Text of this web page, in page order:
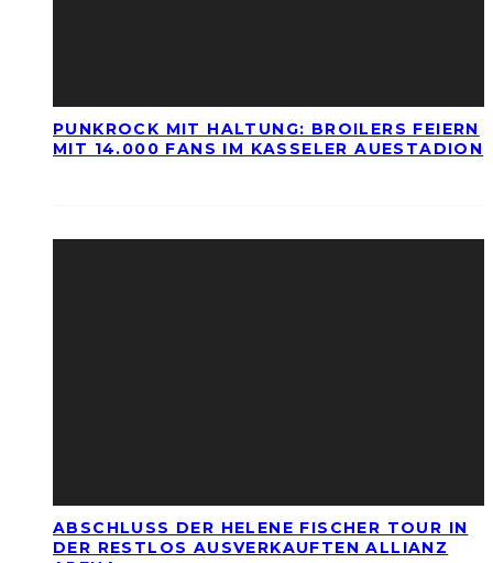
PUNKROCK MIT HALTUNG: BROILERS FEIERN
MIT 14.000 FANS IM KASSELER AUESTADION
ABSCHLUSS DER HELENE FISCHER TOUR IN
DER RESTLOS AUSVERKAUFTEN ALLIANZ